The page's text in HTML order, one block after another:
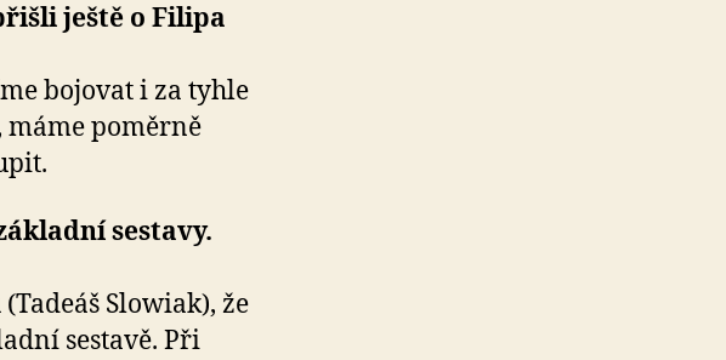
ještě o Filipa
bojovat i za tyhle
máme poměrně
sestavy.
Slowiak), že
sestavě. Při